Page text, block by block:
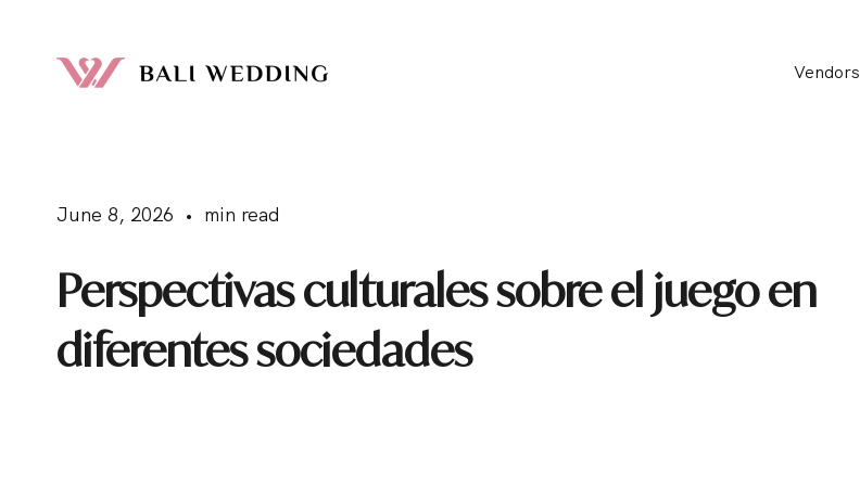
Vendors
June 8, 2026 • min read
Perspectivas culturales sobre el juego en
diferentes sociedades